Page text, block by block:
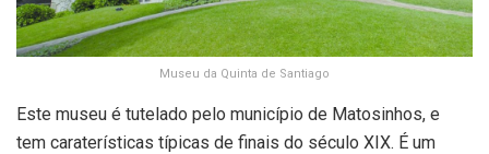
Museu da Quinta de Santiago
Este museu é tutelado pelo município de Matosinhos, e
tem caraterísticas típicas de finais do século XIX. É um